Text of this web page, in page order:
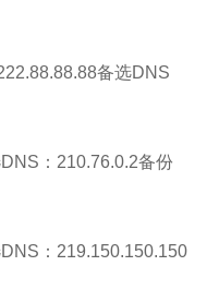
备选DNS
：210.76.0.2备份
：219.150.150.150